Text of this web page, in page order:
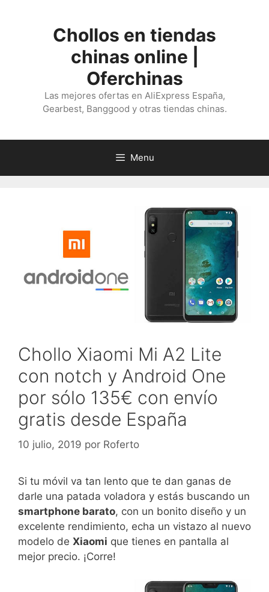
Chollos en tiendas
chinas online |
Oferchinas
Las mejores ofertas en AliExpress España,
Gearbest, Banggood y otras tiendas chinas.
Menu
Chollo Xiaomi Mi A2 Lite
con notch y Android One
por sólo 135€ con envío
gratis desde España
10 julio, 2019 por Roferto
Si tu móvil va tan lento que te dan ganas de
darle una patada voladora y estás buscando un
smartphone barato, con un bonito diseño y un
excelente rendimiento, echa un vistazo al nuevo
modelo de Xiaomi que tienes en pantalla al
mejor precio. ¡Corre!